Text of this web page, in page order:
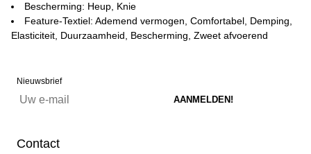
Bescherming: Heup, Knie
Feature-Textiel: Ademend vermogen, Comfortabel, Demping,
Elasticiteit, Duurzaamheid, Bescherming, Zweet afvoerend
Nieuwsbrief
Contact